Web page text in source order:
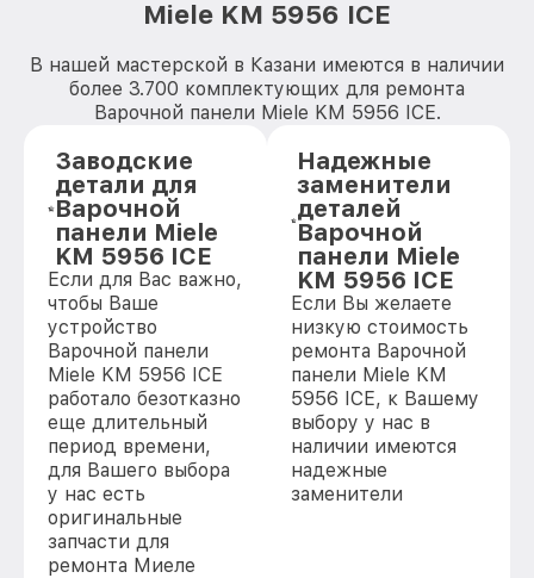
Miele KM 5956 ICE
В нашей мастерской в Казани имеются в наличии
более 3.700 комплектующих для ремонта
Варочной панели Miele KM 5956 ICE.
Заводские
детали для
Варочной
панели Miele
KM 5956 ICE
Если для Вас важно,
чтобы Ваше
устройство
Варочной панели
Miele KM 5956 ICE
работало безотказно
еще длительный
период времени,
для Вашего выбора
у нас есть
оригинальные
запчасти для
ремонта Миеле
Надежные
заменители
деталей
Варочной
панели Miele
KM 5956 ICE
Если Вы желаете
низкую стоимость
ремонта Варочной
панели Miele KM
5956 ICE, к Вашему
выбору у нас в
наличии имеются
надежные
заменители